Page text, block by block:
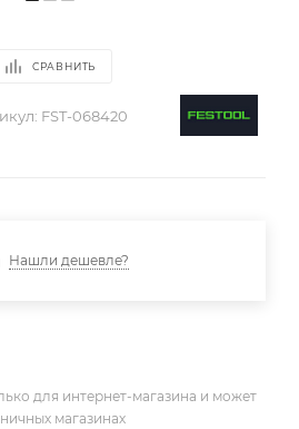
СРАВНИТЬ
FST-068420
Нашли дешевле?
для интернет-магазина и может
магазинах